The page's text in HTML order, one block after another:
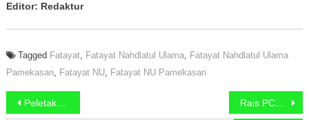
Editor: Redaktur
Tagged Fatayat, Fatayat Nahdlatul Ulama, Fatayat Nahdlatul Ulama
Pamekasan, Fatayat NU, Fatayat NU Pamekasan
Navigasi pos
Peletakan Batu Pertama Kantor NU Majungan, Dana Awal Terkumpul Rp24 Juta Rais PCNU Pamekasan Lantik Pengurus NU Desa Toket